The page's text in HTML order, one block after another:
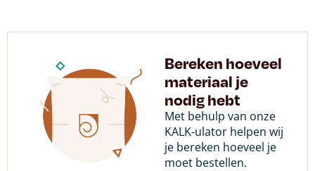
Bereken hoeveel
materiaal je
nodig hebt
Met behulp van onze
KALK-ulator helpen wij
je bereken hoeveel je
moet bestellen.